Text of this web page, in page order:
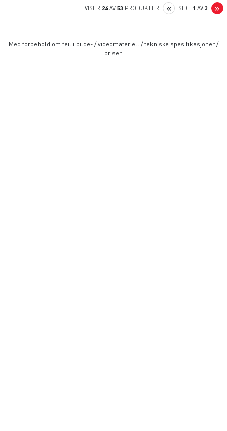
VISER 24AV 53 PRODUKTER «PREVIOUS
SIDE 1 AV 3 »
Med forbehold om feil i bilde- / videomateriell / tekniske spesifikasjoner /
priser.